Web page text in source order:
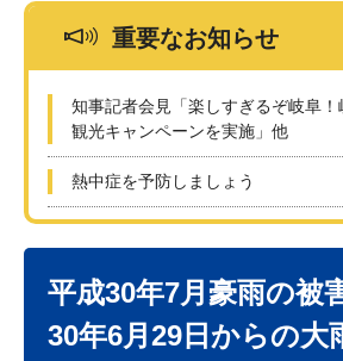
重要なお知らせ
知事記者会見「楽しすぎるぞ岐阜
観光キャンペーンを実施」他
熱中症を予防しましょう
平成30年7月豪雨の被
30年6月29日からの大